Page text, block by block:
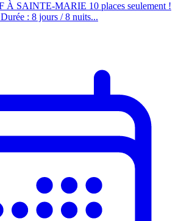
SAINTE-MARIE 10 places seulement !
: 8 jours / 8 nuits...